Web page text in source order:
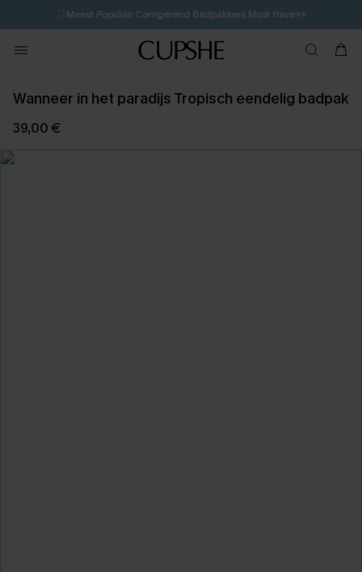
🩱Meest Populair Corrigerend Badpakken| Must Have>>
💌Abonneer je & ontvang tot 15% korting>>
Koop 3, krijg 15% korting | CODE: SW15
Wanneer in het paradijs Tropisch eendelig badpak
39,00 €